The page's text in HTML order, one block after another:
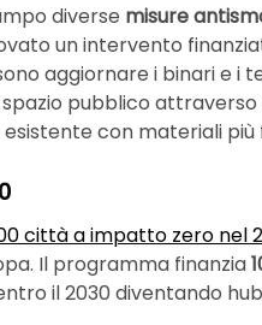
diverse misure
un intervento
aggiornare i binari e i
pubblico attraverso
con materiali
città a impatto zero nel
Il programma finanzia
il 2030 diventando